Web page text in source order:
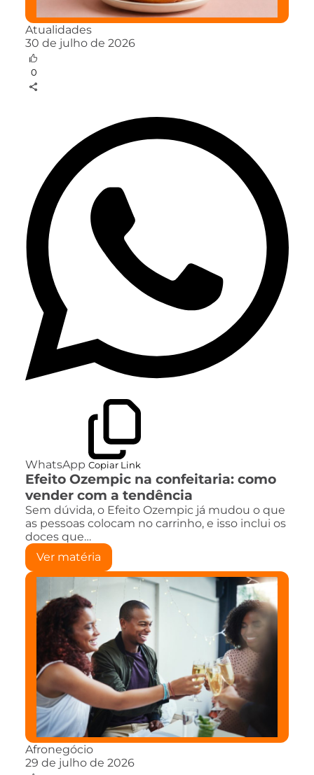
Atualidades
30 de julho de 2026
0
WhatsApp Copiar Link
Efeito Ozempic na confeitaria: como
vender com a tendência
Sem dúvida, o Efeito Ozempic já mudou o que
as pessoas colocam no carrinho, e isso inclui os
doces que…
Ver matéria
Afronegócio
29 de julho de 2026